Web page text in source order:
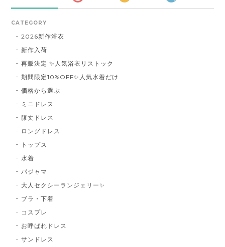
CATEGORY
2026新作浴衣
新作入荷
再販決定 ✨人気浴衣リストック
期間限定10%OFF✨人気水着だけ
価格から選ぶ
ミニドレス
膝丈ドレス
ロングドレス
トップス
水着
パジャマ
大人セクシーランジェリー✨
ブラ・下着
コスプレ
お呼ばれドレス
サンドレス